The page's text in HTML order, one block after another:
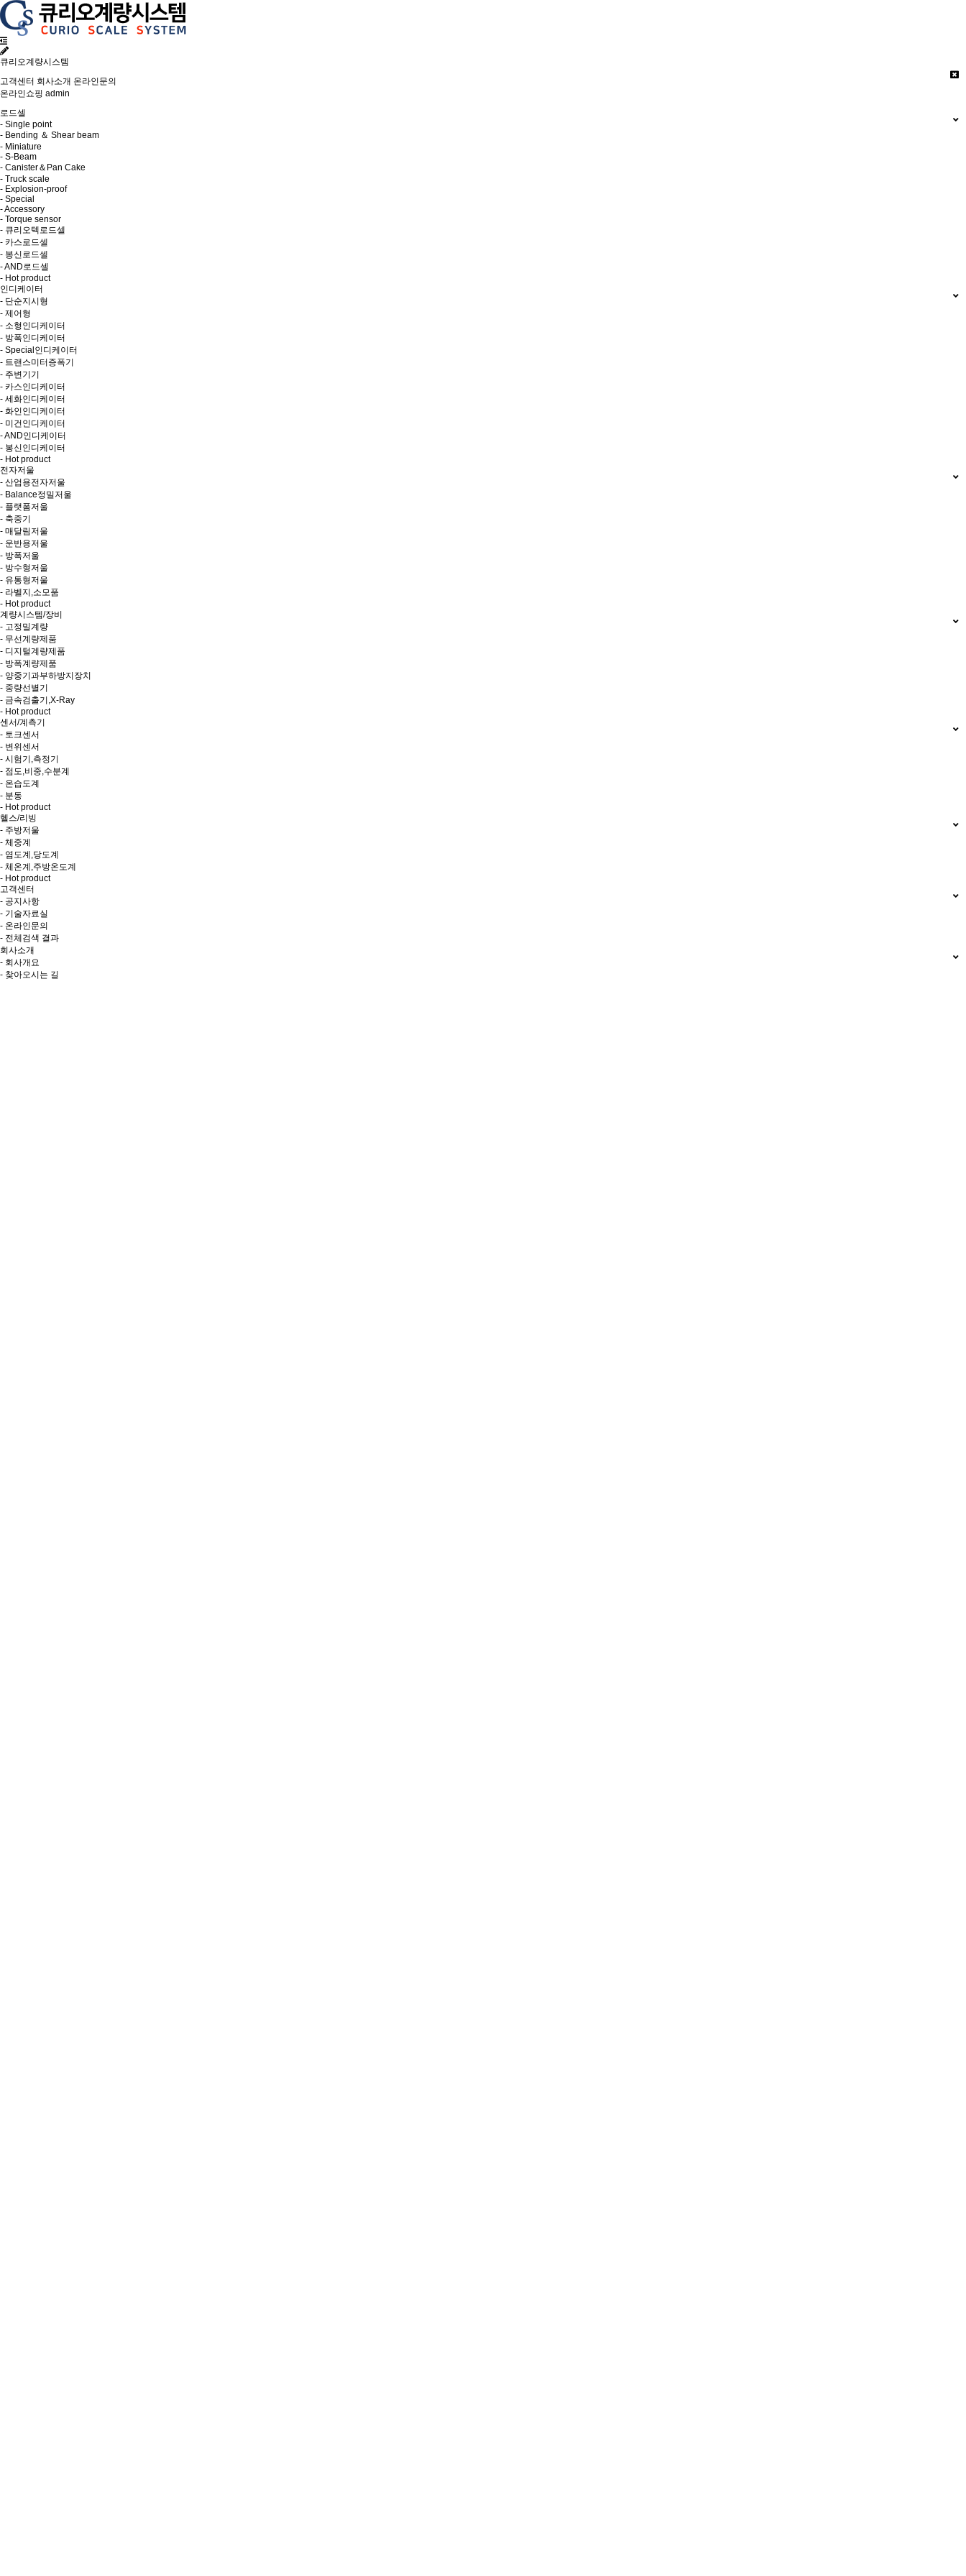
큐리오계량시스템
고객센터 회사소개 온라인문의
온라인쇼핑 admin
로드셀
- Single point
- Bending ＆ Shear beam
- Miniature
- S-Beam
- Canister＆Pan Cake
- Truck scale
- Explosion-proof
- Special
- Accessory
- Torque sensor
- 큐리오텍로드셀
- 카스로드셀
- 봉신로드셀
- AND로드셀
- Hot product
인디케이터
- 단순지시형
- 제어형
- 소형인디케이터
- 방폭인디케이터
- Special인디케이터
- 트랜스미터증폭기
- 주변기기
- 카스인디케이터
- 세화인디케이터
- 화인인디케이터
- 미건인디케이터
- AND인디케이터
- 봉신인디케이터
- Hot product
전자저울
- 산업용전자저울
- Balance정밀저울
- 플랫폼저울
- 축중기
- 매달림저울
- 운반용저울
- 방폭저울
- 방수형저울
- 유통형저울
- 라벨지,소모품
- Hot product
계량시스템/장비
- 고정밀계량
- 무선계량제품
- 디지털계량제품
- 방폭계량제품
- 양중기과부하방지장치
- 중량선별기
- 금속검출기,X-Ray
- Hot product
센서/계측기
- 토크센서
- 변위센서
- 시험기,측정기
- 점도,비중,수분계
- 온습도계
- 분동
- Hot product
헬스/리빙
- 주방저울
- 체중계
- 염도계,당도계
- 체온계,주방온도계
- Hot product
고객센터
- 공지사항
- 기술자료실
- 온라인문의
- 전체검색 결과
회사소개
- 회사개요
- 찾아오시는 길